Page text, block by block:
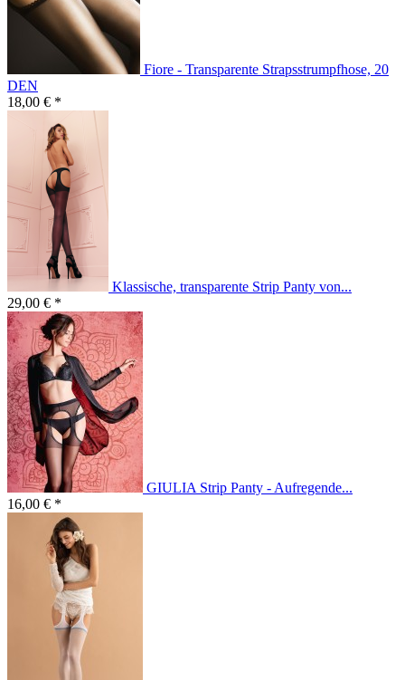
Fiore - Transparente Strapsstrumpfhose, 20
DEN
18,00 € *
Klassische, transparente Strip Panty von...
29,00 € *
GIULIA Strip Panty - Aufregende...
16,00 € *